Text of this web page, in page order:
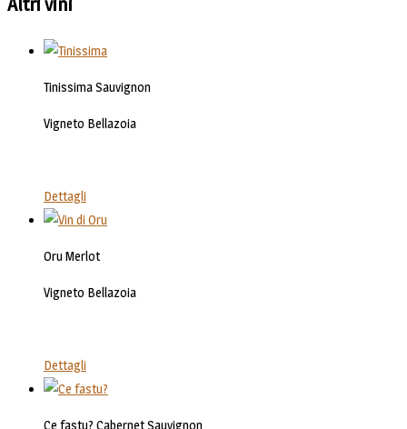
Tinissima Sauvignon
Vigneto Bellazoia
Dettagli
Oru Merlot
Vigneto Bellazoia
Dettagli
Ce fastu? Cabernet Sauvignon